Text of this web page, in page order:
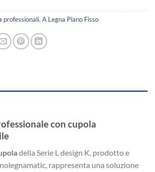
professionali, A Legna Piano Fisso
con cupola
della Serie L design K, prodotto e
rappresenta una soluzione